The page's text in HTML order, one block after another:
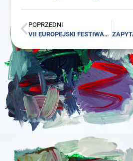
POPRZEDNI
VII EURO­PEJ­SKI FESTI­WAL PIO­SEN­KI ESPERANCKIEJ